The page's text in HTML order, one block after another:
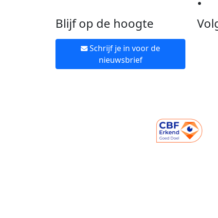
Blijf op de hoogte
Schrijf je in voor de
nieuwsbrief